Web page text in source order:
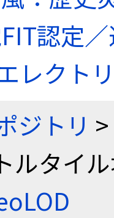
認定
レクト
ジトリ >
ルタイ